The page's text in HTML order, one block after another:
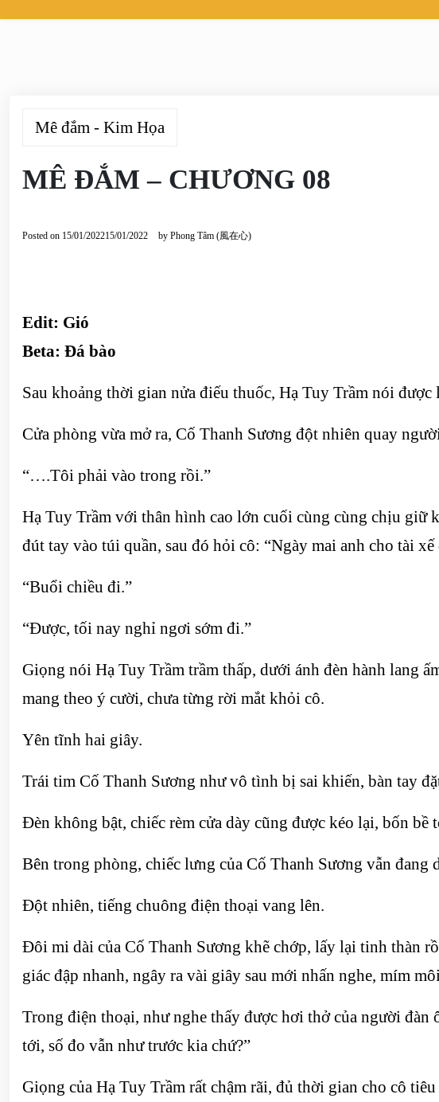
Mê đắm - Kim Họa
MÊ ĐẮM – CHƯƠNG 08
Posted on 15/01/202215/01/2022 by Phong Tâm (風在心)
Edit: Gió
Beta: Đá bào
Sau khoảng thời gian nửa điếu thuốc, Hạ Tuy Trầm nói
Cửa phòng vừa mở ra, Cố Thanh Sương đột nhiên quay
“….Tôi phải vào trong rồi.”
Hạ Tuy Trầm với thân hình cao lớn cuối cùng cùng chịu giữ
đút tay vào túi quần, sau đó hỏi cô: “Ngày mai anh cho tài xế
“Buổi chiều đi.”
“Được, tối nay nghỉ ngơi sớm đi.”
Giọng nói Hạ Tuy Trầm trầm thấp, dưới ánh đèn hành lang
mang theo ý cười, chưa từng rời mắt khỏi cô.
Yên tĩnh hai giây.
Trái tim Cố Thanh Sương như vô tình bị sai khiến, bàn tay
Đèn không bật, chiếc rèm cửa dày cũng được kéo lại, bốn bề
Bên trong phòng, chiếc lưng của Cố Thanh Sương vẫn
Đột nhiên, tiếng chuông điện thoại vang lên.
Đôi mi dài của Cố Thanh Sương khẽ chớp, lấy lại tinh thàn
giác đập nhanh, ngây ra vài giây sau mới nhấn nghe, mím
Trong điện thoại, như nghe thấy được hơi thở của người đàn
tới, số đo vẫn như trước kia chứ?”
Giọng của Hạ Tuy Trầm rất chậm rãi, đủ thời gian cho cô